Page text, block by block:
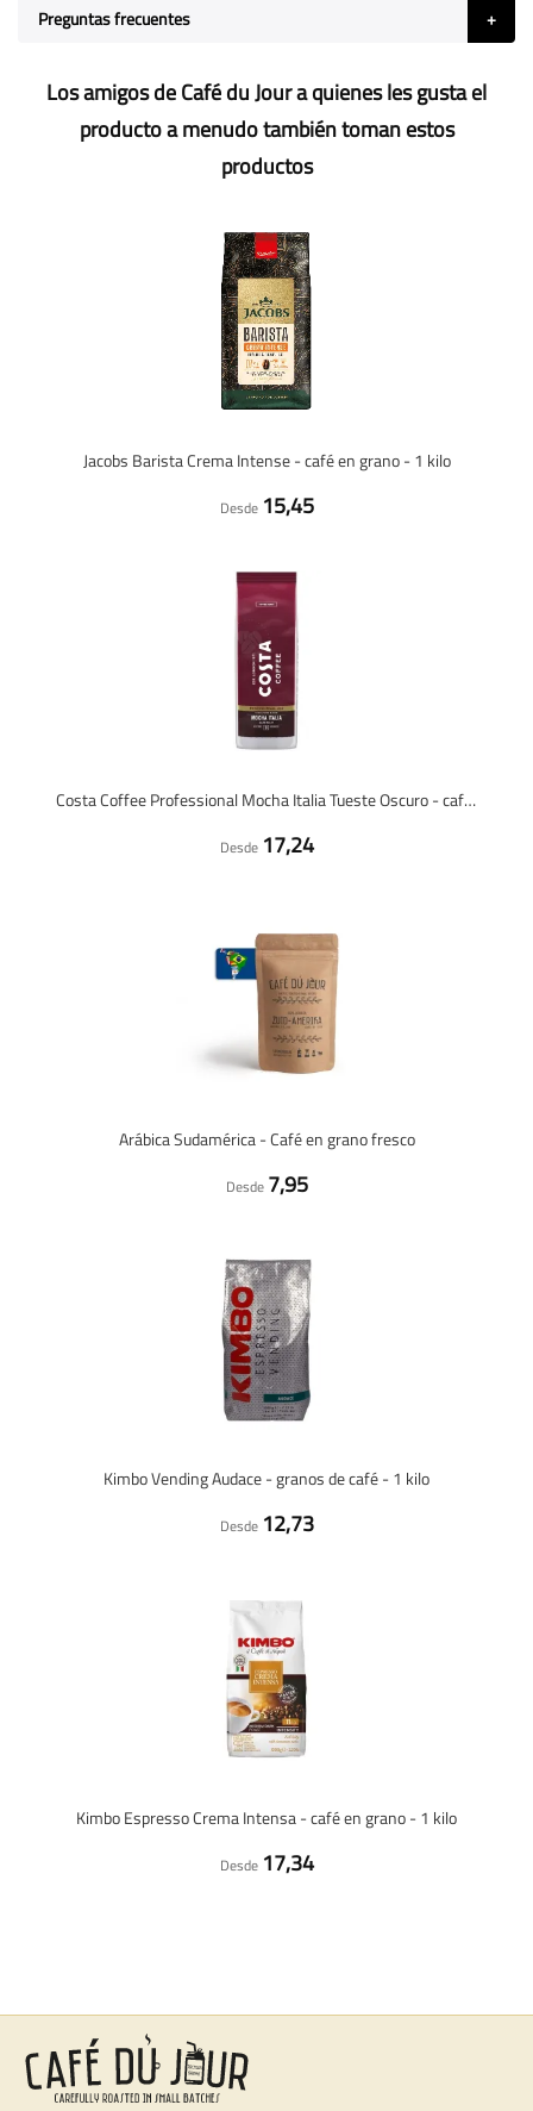
Preguntas frecuentes
Los amigos de Café du Jour a quienes les gusta el
producto a menudo también toman estos
productos
Jacobs Barista Crema Intense - café en grano - 1 kilo
Desde 15,45
Costa Coffee Professional Mocha Italia Tueste Oscuro - café en grano - 1 kilo
Desde 17,24
Arábica Sudamérica - Café en grano fresco
Desde 7,95
Kimbo Vending Audace - granos de café - 1 kilo
Desde 12,73
Kimbo Espresso Crema Intensa - café en grano - 1 kilo
Desde 17,34